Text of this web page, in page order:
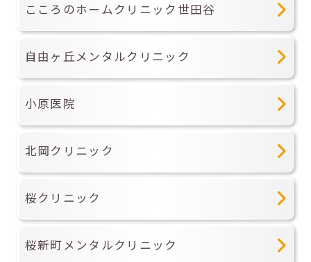
こころのホームクリニック世田谷
自由ヶ丘メンタルクリニック
小原医院
北岡クリニック
桜クリニック
桜新町メンタルクリニック